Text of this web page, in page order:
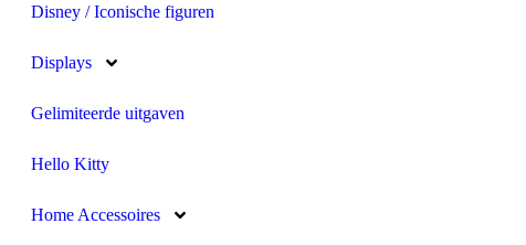
Disney / Iconische figuren
Displays
Gelimiteerde uitgaven
Hello Kitty
Home Accessoires